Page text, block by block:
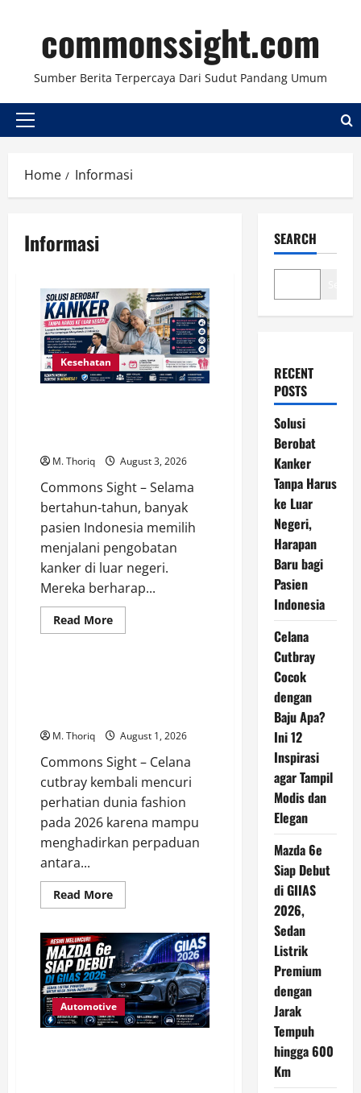
contentcommonssight.com
Sumber Berita Terpercaya Dari Sudut Pandang Umum
Primary
Home Informasi
Informasi
Kesehatan
M. Thoriq August 3, 2026
Commons Sight – Selama
bertahun-tahun, banyak
pasien Indonesia memilih
menjalani pengobatan
kanker di luar negeri.
Mereka berharap...
Read MoreRead
more
Negeri,
Harapan
Baru
bagi
Pasien
Indonesia
Gaya Hidup
M. Thoriq August 1, 2026
Commons Sight – Celana
cutbray kembali mencuri
perhatian dunia fashion
pada 2026 karena mampu
menghadirkan perpaduan
antara...
Read MoreRead
more
Cutbray
Cocok
dengan
Baju
Apa?
Ini
12
Inspirasi
agar
Automotive
SEARCH
RECENT
POSTS
Solusi
Berobat
Kanker
Tanpa Harus
ke Luar
Negeri,
Harapan
Baru bagi
Pasien
Indonesia
Celana
Cutbray
Cocok
dengan
Baju Apa?
Ini 12
Inspirasi
agar Tampil
Modis dan
Elegan
Mazda 6e
Siap Debut
di GIIAS
2026,
Sedan
Listrik
Premium
dengan
Jarak
Tempuh
hingga 600
Km